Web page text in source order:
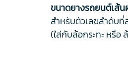
ขนาดยางรถยนต์เส้
สำหรับตัวเลขลำดับที่
(ใส่กับล้อกระทะ หรือ